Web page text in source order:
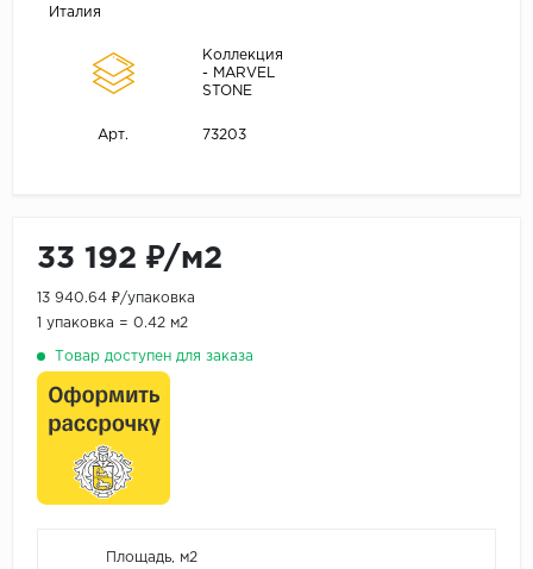
Италия
Коллекция
- MARVEL
STONE
Арт. 73203
33 192 ₽/м2
13 940.64 ₽/упаковка
1 упаковка = 0.42 м2
Товар доступен для заказа
Площадь, м2